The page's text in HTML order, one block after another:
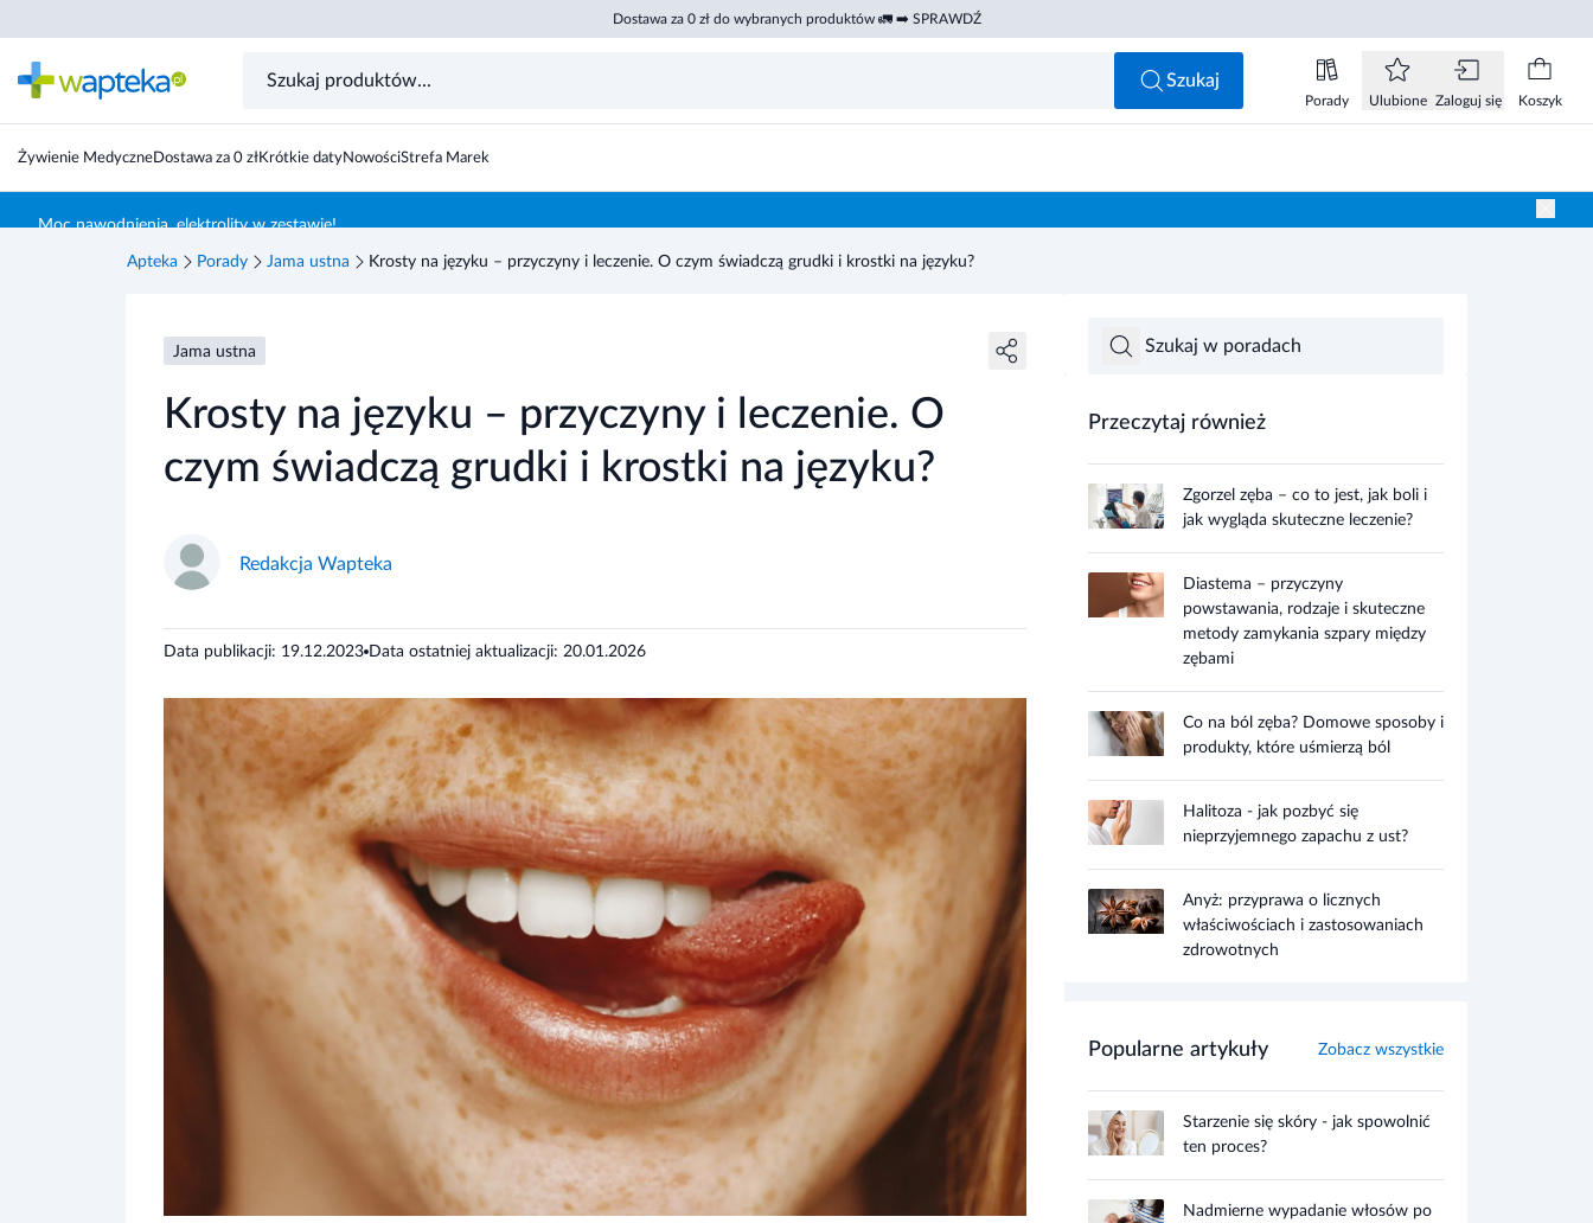
Dostawa za 0 zł do wybranych produktów 🚛 ➡️ SPRAWDŹ
Szukaj
Porady Ulubione Zaloguj się Koszyk
Żywienie MedyczneDostawa za 0 złKrótkie datyNowościStrefa Marek
Moc nawodnienia, elektrolity w zestawie!
Apteka Porady Jama ustna Krosty na języku – przyczyny i leczenie. O czym świadczą grudki i krostki na języku?
Jama ustna
Krosty na języku – przyczyny i leczenie. O
czym świadczą grudki i krostki na języku?
Redakcja Wapteka
Data publikacji: 19.12.2023 Data ostatniej aktualizacji: 20.01.2026
Przeczytaj również
Zgorzel zęba – co to jest, jak boli i
jak wygląda skuteczne leczenie?
Diastema – przyczyny
powstawania, rodzaje i skuteczne
metody zamykania szpary między
zębami
Co na ból zęba? Domowe sposoby i
produkty, które uśmierzą ból
Halitoza - jak pozbyć się
nieprzyjemnego zapachu z ust?
Anyż: przyprawa o licznych
właściwościach i zastosowaniach
zdrowotnych
Popularne artykuły Zobacz wszystkie
Starzenie się skóry - jak spowolnić
ten proces?
Nadmierne wypadanie włosów po